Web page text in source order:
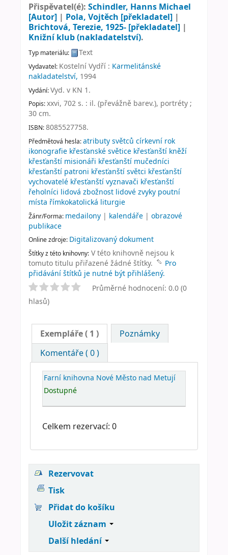
Přispěvatel(é): Schindler, Hanns Michael
[Autor] | Pola, Vojtěch [překladatel] |
Brichtová, Terezie, 1925- [překladatel] |
Knižní klub (nakladatelství).
Typ materiálu: Text
Vydavatel: Kostelní Vydří : Karmelitánské
nakladatelství, 1994
Vydání:Vyd. v KN 1 .
Popis:xxvi, 702 s. : il. (převážně barev.), portréty ;
30 cm.
ISBN:8085527758.
Předmětová hesla:atributy světců církevní rok
ikonografie křesťanské světice křesťanští kněží
křesťanští misionáři křesťanští mučedníci
křesťanští patroni křesťanští světci křesťanští
vychovatelé křesťanští vyznavači křesťanští
řeholníci lidová zbožnost lidové zvyky poutní
místa římkokatolická liturgie
Žánr/Forma: medailony | kalendáře | obrazové
publikace
Online zdroje: Digitalizovaný dokument
Štítky z této knihovny: V této knihovně nejsou k
tomuto titulu přiřazené žádné štítky.
Pro
přidávání štítků je nutné být přihlášený.
Průměrné hodnocení: 0.0 (0
hlasů)
Exempláře( 1 )
Poznámky
Komentáře ( 0 )
Farní knihovna Nové Město nad Metují
Dostupné
Celkem rezervací: 0
Rezervovat
Tisk
Přidat do košíku
Uložit záznam
Další hledání